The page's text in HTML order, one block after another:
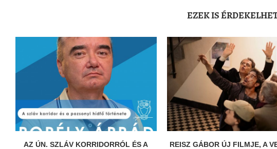
EZEK IS
AZ ÚN. SZLÁV KORRIDORRÓL ÉS A
REISZ GÁBOR ÚJ FILMJE, A